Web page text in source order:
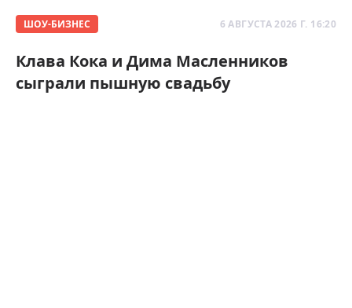
ШОУ-БИЗНЕС 6 АВГУСТА 2026 Г. 16:20
Клава Кока и Дима Масленников
сыграли пышную свадьбу